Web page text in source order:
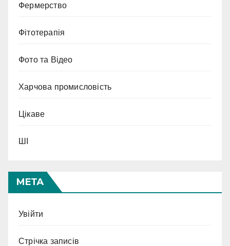
Фермерство
Фітотерапія
Фото та Відео
Харчова промисловість
Цікаве
ШІ
МЕТА
Увійти
Стрічка записів